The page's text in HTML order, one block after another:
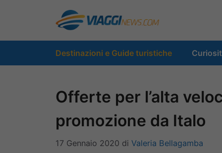
contenuto
Destinazioni e Guide turistiche
Offerte per l’alta
promozione da Italo
17 Gennaio 2020 di Valeria Bellagamba